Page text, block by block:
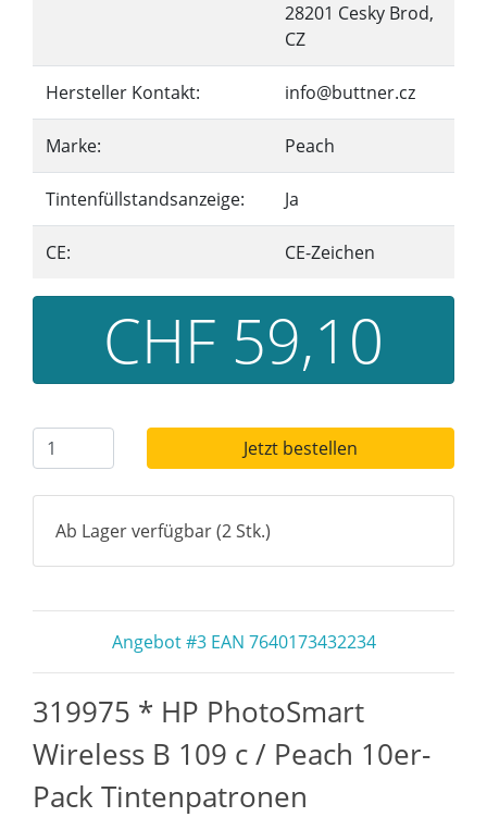
28201 Cesky Brod,
CZ
Hersteller Kontakt: info@buttner.cz
Marke: Peach
Tintenfüllstandsanzeige: Ja
CE: CE-Zeichen
CHF 59,10
Jetzt bestellen
Ab Lager verfügbar (2 Stk.)
Angebot #3 EAN 7640173432234
319975 * HP PhotoSmart
Wireless B 109 c / Peach 10er-
Pack Tintenpatronen